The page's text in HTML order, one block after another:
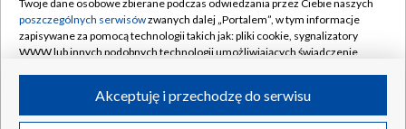
Rada Programowa
System NOS
Informacje o nadawcy
Program dla prasy
Kontakt
Kanały
©2026 Telewizja Polska S.A. w likwidacji
Twoje dane osobowe zbierane podczas odwiedzania przez Ciebie naszych
poszczególnych serwisówzwanych dalej „Portalem”, w tym informacje
zapisywane za pomocą technologii takich jak: pliki cookie, sygnalizatory
WWW lub innych podobnych technologii umożliwiających świadczenie
ruchu w Internecie.Akceptuję i przechodzę do serwisu